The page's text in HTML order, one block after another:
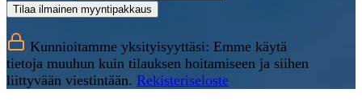
Tilaa ilmainen myyntipakkaus
Kunnioitamme yksityisyyttäsi: Emme käytä
tietoja muuhun kuin tilauksen hoitamiseen ja siihen
liittyvään viestintään. Rekisteriseloste